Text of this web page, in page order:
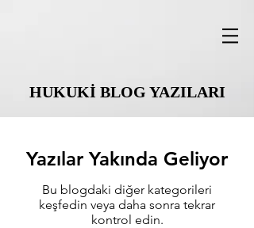
HUKUKİ BLOG YAZILARI
Yazılar Yakında Geliyor
Bu blogdaki diğer kategorileri
keşfedin veya daha sonra tekrar
kontrol edin.